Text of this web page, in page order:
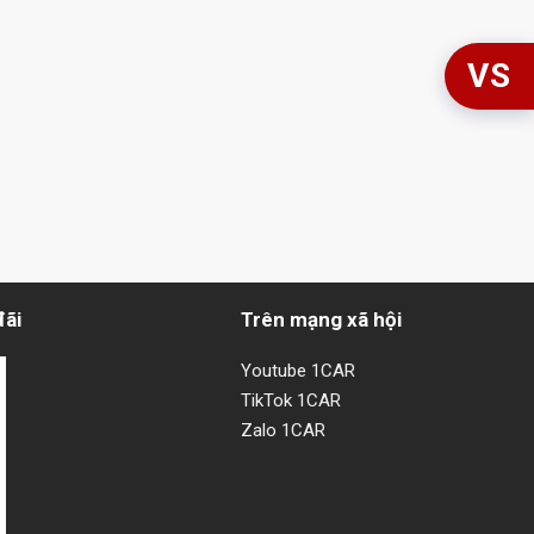
Trên mạng xã hội
Youtube 1CAR
TikTok 1CAR
Zalo 1CAR
VS